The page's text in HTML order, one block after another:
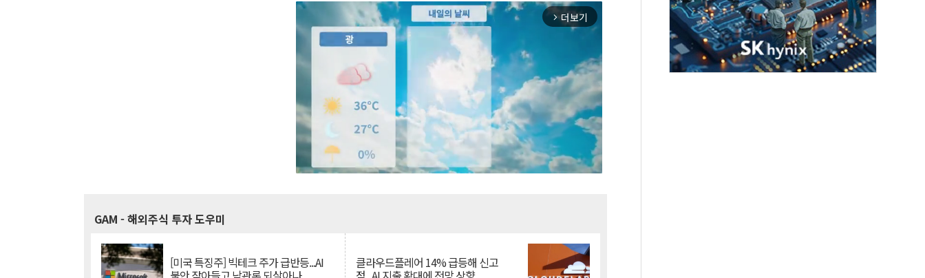
arrow_forward_ios 더보기
GAM - 해외주식 투자 도우미
[미국 특징주] 빅테크 주가 급반등...AI 클라우드플레어 14% 급등해 신고